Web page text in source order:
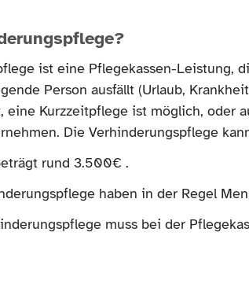
ist eine Pflegekassen-Leistung,
Person ausfällt (Urlaub,
eine Kurzzeitpflege ist möglich, oder
Die Verhinderungspflege
rund 3.500€ .
haben in der Regel
muss bei der